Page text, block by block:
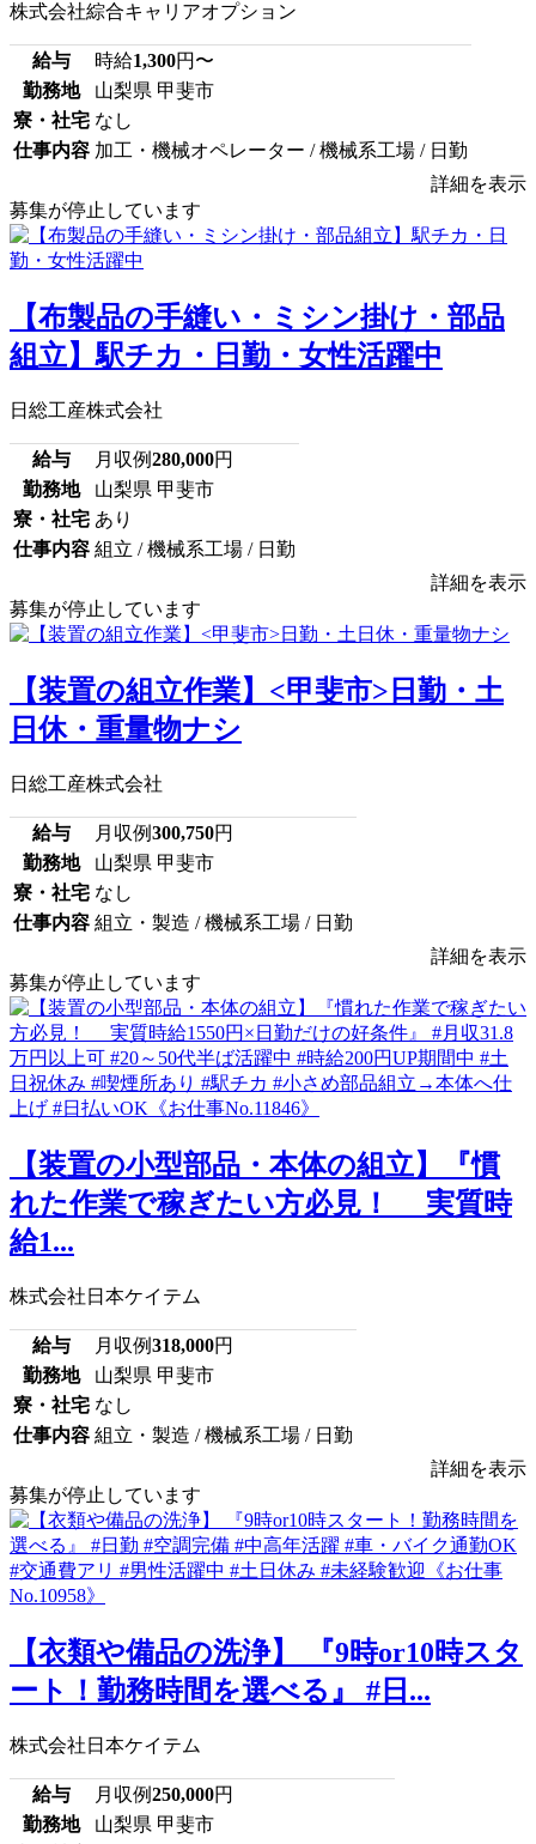
株式会社綜合キャリアオプション
給与 時給1,300円〜
勤務地
山梨県 甲斐市
寮・社宅 なし
仕事内容 加工・機械オペレーター / 機械系工場 / 日勤
詳細を表示
募集が停止しています
【布製品の手縫い・ミシン掛け・部品
組立】駅チカ・日勤・女性活躍中
日総工産株式会社
給与 月収例280,000円
勤務地
山梨県 甲斐市
寮・社宅 あり
仕事内容 組立 / 機械系工場 / 日勤
詳細を表示
募集が停止しています
【装置の組立作業】<甲斐市>日勤・土
日休・重量物ナシ
日総工産株式会社
給与 月収例300,750円
勤務地
山梨県 甲斐市
寮・社宅 なし
仕事内容 組立・製造 / 機械系工場 / 日勤
詳細を表示
募集が停止しています
【装置の小型部品・本体の組立】『慣
れた作業で稼ぎたい方必見！ 実質時
給1...
株式会社日本ケイテム
給与 月収例318,000円
勤務地
山梨県 甲斐市
寮・社宅 なし
仕事内容 組立・製造 / 機械系工場 / 日勤
詳細を表示
募集が停止しています
【衣類や備品の洗浄】 『9時or10時スタ
ート！勤務時間を選べる』 #日...
株式会社日本ケイテム
給与 月収例250,000円
勤務地
山梨県 甲斐市